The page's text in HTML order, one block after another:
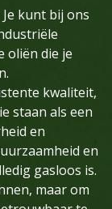
kunt bij ons
oliën die je
kwaliteit,
staan als een
en
en
gasloos is.
maar om